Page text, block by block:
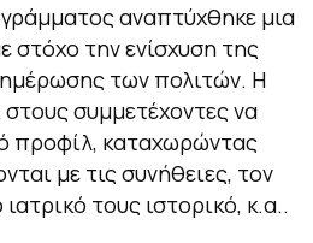
αναπτύχθηκε μια
στόχο την ενίσχυση της
των πολιτών. Η
συμμετέχοντες να
προφίλ, καταχωρώντας
με τις συνήθειες, τον
τους ιστορικό, κ.α..